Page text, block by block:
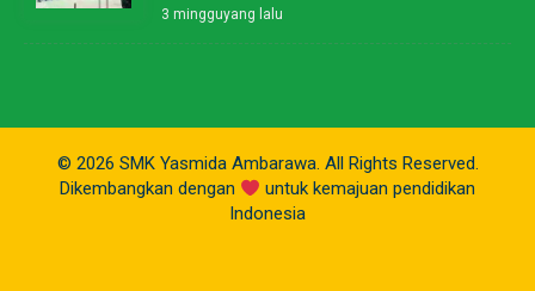
3 mingguyang lalu
© 2026 SMK Yasmida Ambarawa. All Rights Reserved.
Dikembangkan dengan
untuk kemajuan pendidikan
Indonesia